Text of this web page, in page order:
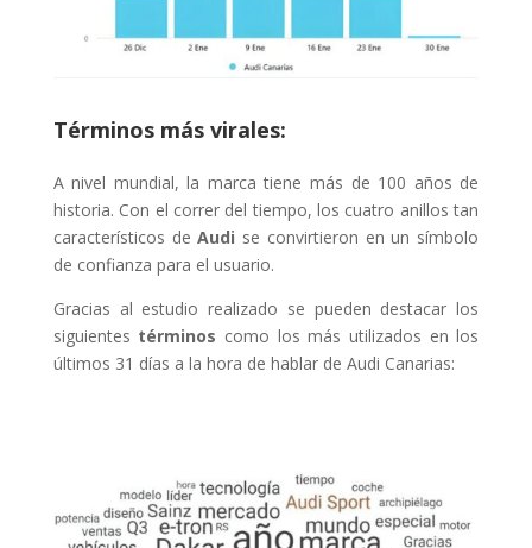
Términos más virales:
A nivel mundial, la marca tiene más de 100 años de
historia. Con el correr del tiempo, los cuatro anillos tan
característicos deAudi se convirtieron en un símbolo
de confianza para el usuario.
Gracias al estudio realizado se pueden destacar los
siguientes términos como los más utilizados en los
últimos 31 días a la hora de hablar de Audi Canarias: